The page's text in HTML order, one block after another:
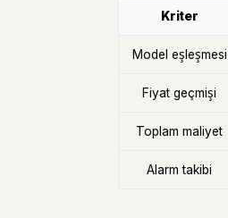
Kriter
Model eşleşmesi
Fiyat geçmişi
Toplam maliyet
Alarm takibi